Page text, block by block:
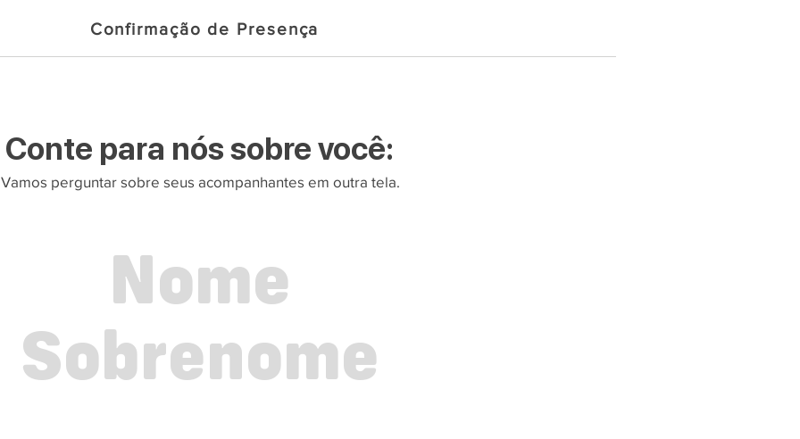
Confirmação de Presença
Conte para nós sobre você:
Vamos perguntar sobre seus acompanhantes em outra tela.